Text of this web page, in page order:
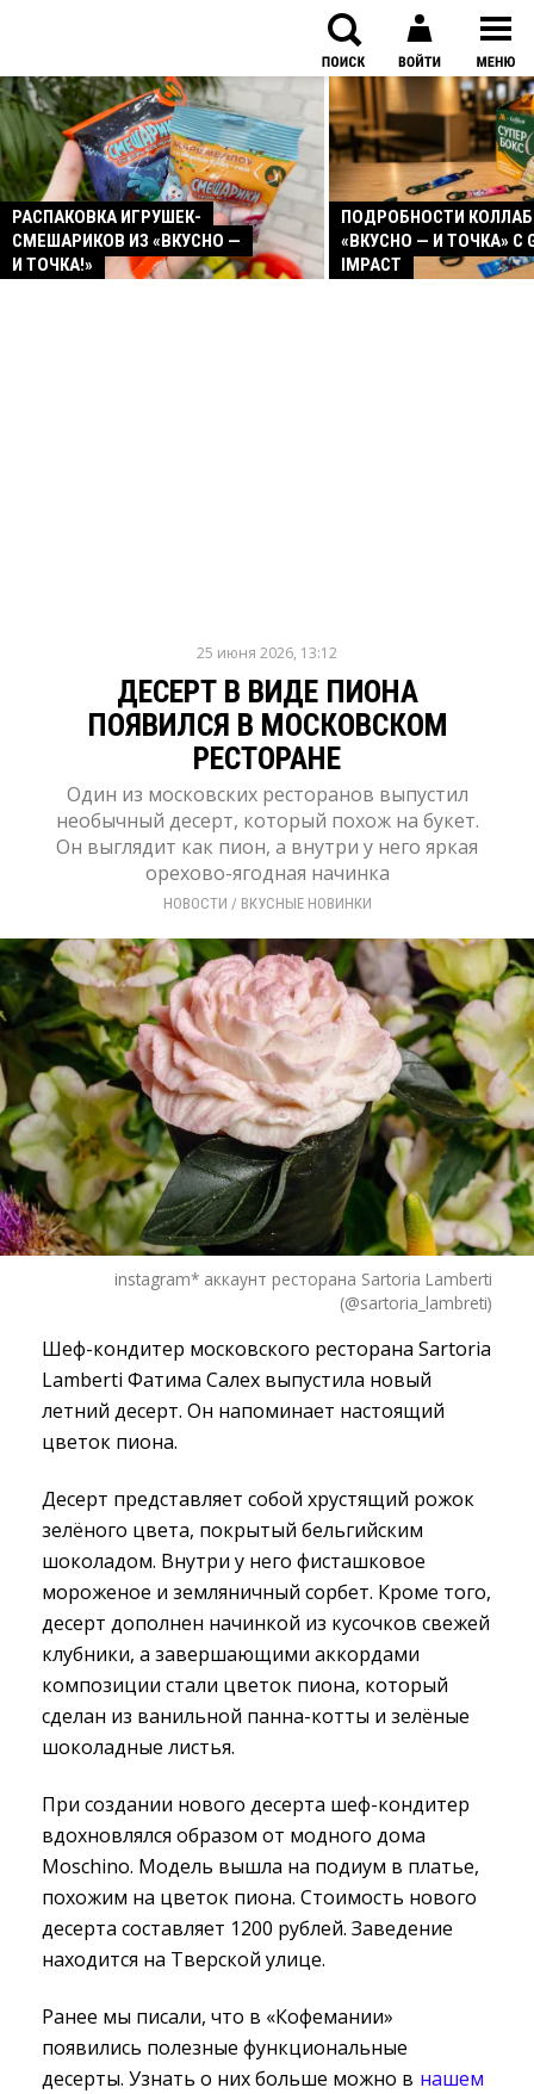
РАСПАКОВКА ИГРУШЕК-
СМЕШАРИКОВ ИЗ «ВКУСНО —
И ТОЧКА!»
ПОДРОБНОСТИ
«ВКУСНО — И ТОЧКА» С
IMPACT
25 июня 2026, 13:12
ДЕСЕРТ В ВИДЕ ПИОНА
ПОЯВИЛСЯ В МОСКОВСКОМ
РЕСТОРАНЕ
Один из московских ресторанов выпустил
необычный десерт, который похож на букет.
Он выглядит как пион, а внутри у него яркая
орехово-ягодная начинка
НОВОСТИ / ВКУСНЫЕ НОВИНКИ
instagram* аккаунт ресторана Sartoria Lamberti
(@sartoria_lambreti)
Шеф-кондитер московского ресторана Sartoria
Lamberti Фатима Салех выпустила новый
летний десерт. Он напоминает настоящий
цветок пиона.
Десерт представляет собой хрустящий рожок
зелёного цвета, покрытый бельгийским
шоколадом. Внутри у него фисташковое
мороженое и земляничный сорбет. Кроме того,
десерт дополнен начинкой из кусочков свежей
клубники, а завершающими аккордами
композиции стали цветок пиона, который
сделан из ванильной панна-котты и зелёные
шоколадные листья.
При создании нового десерта шеф-кондитер
вдохновлялся образом от модного дома
Moschino. Модель вышла на подиум в платье,
похожим на цветок пиона. Стоимость нового
десерта составляет 1200 рублей. Заведение
находится на Тверской улице.
Ранее мы писали, что в «Кофемании»
появились полезные функциональные
десерты. Узнать о них больше можно в нашем